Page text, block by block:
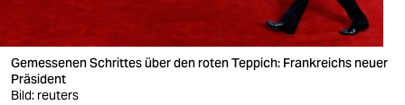
verlag
veranstaltungen
Gemessenen Schrittes über den roten Teppich: Frankreichs neuer
Präsident
Bild: reuters